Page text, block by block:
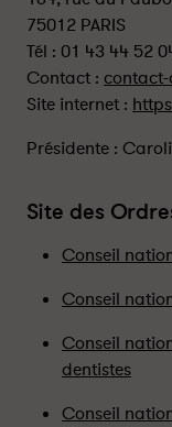
75012 PARIS
Tél : 01 43 44 52
Contact :
Site internet :
Présidente :
Site des
Conseil
Conseil
Conseil
dentistes
Conseil